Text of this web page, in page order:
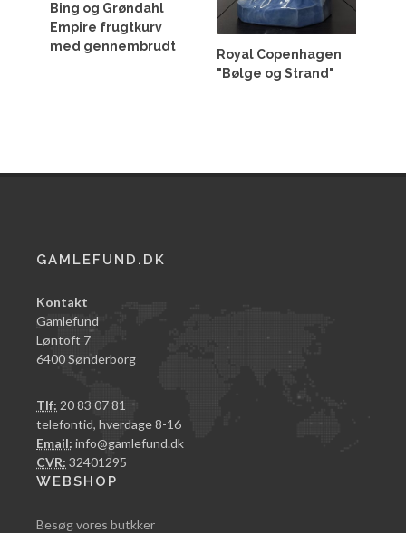
Bing og Grøndahl
Empire frugtkurv
med gennembrudt
Royal Copenhagen
"Bølge og Strand"
GAMLEFUND.DK
Kontakt
Gamlefund
Løntoft 7
6400 Sønderborg
Tlf: 20 83 07 81
telefontid, hverdage 8-16
Email: info@gamlefund.dk
CVR: 32401295
WEBSHOP
Besøg vores butkker